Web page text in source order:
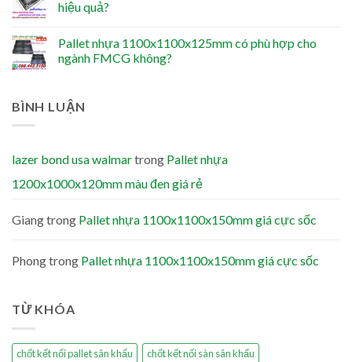
hiệu quả?
Pallet nhựa 1100x1100x125mm có phù hợp cho
ngành FMCG không?
BÌNH LUẬN
lazer bond usa walmartrong Pallet nhựa
1200x1000x120mm màu đen giá rẻ
Giangtrong Pallet nhựa 1100x1100x150mm giá cực sốc
Phongtrong Pallet nhựa 1100x1100x150mm giá cực sốc
TỪ KHÓA
chốt kết nối pallet sân khấu
chốt kết nối sàn sân khấu